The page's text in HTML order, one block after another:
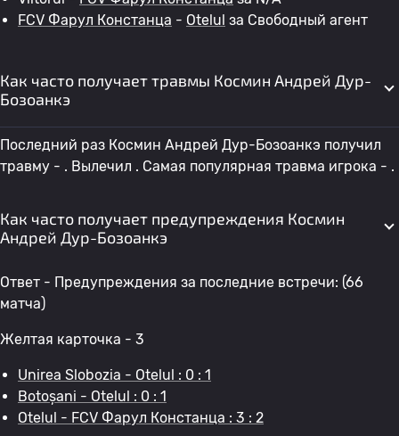
FCV Фарул Констанца - Otelul за Свободный агент
Как часто получает травмы Космин Андрей Дур-
Бозоанкэ
Последний раз Космин Андрей Дур-Бозоанкэ получил
травму - . Вылечил . Самая популярная травма игрока - .
Как часто получает предупреждения Космин
Андрей Дур-Бозоанкэ
Ответ - Предупреждения за последние встречи: (66
матча)
Желтая карточка - 3
Unirea Slobozia - Otelul : 0 : 1
Botoșani - Otelul : 0 : 1
Otelul - FCV Фарул Констанца : 3 : 2